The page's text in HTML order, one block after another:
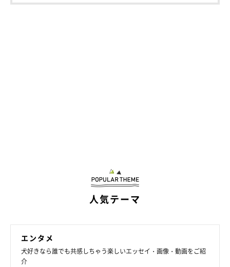
（fromイラン）
人気テーマ
エンタメ
犬好きなら誰でも共感しちゃう楽しいエッセイ・画像・動画をご紹
介